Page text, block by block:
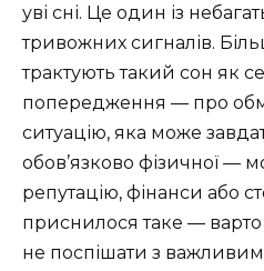
уві сні. Це один із
тривожних сигналів.
трактують такий сон як
попередження — про
ситуацію, яка може
обов’язково фізичної —
репутацію, фінанси або
приснилося таке —
не поспішати з